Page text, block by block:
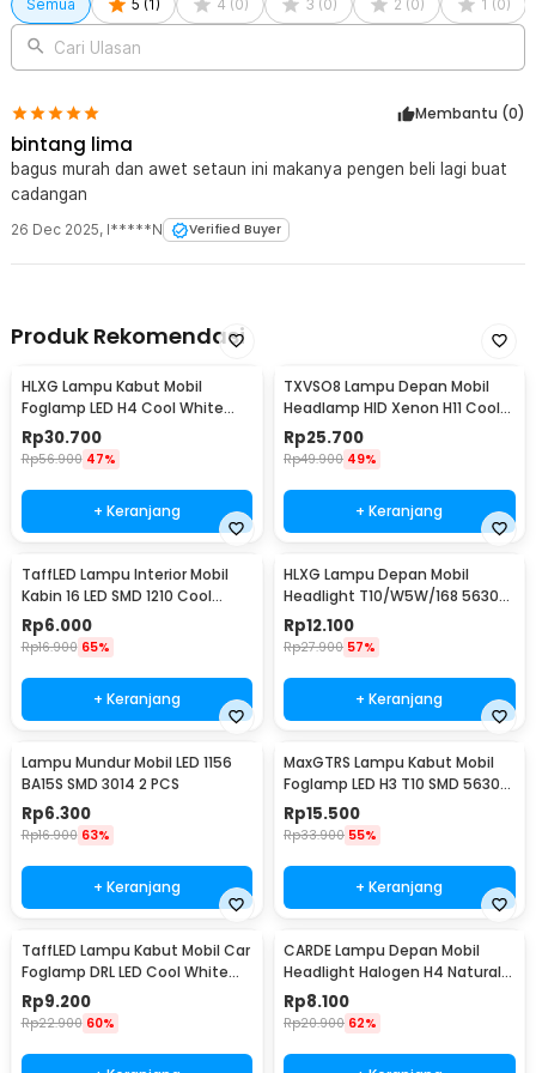
Semua 5 (1 ) 4 (0) 3 (0) 2 (0) 1 (0)
Cari Ulasan
Membantu (0)
bintang lima
bagus murah dan awet setaun ini makanya pengen beli lagi buat
cadangan
26 Dec 2025, I*****N Verified Buyer
Produk Rekomendasi
HLXG Lampu Kabut Mobil
Foglamp LED H4 Cool White
8000K 7.5W 1 PCS - MA355
Rp30.700
Rp56.900 47%
+ Keranjang
TXVSO8 Lampu Depan Mobil
Headlamp HID Xenon H11 Cool
White 12V 35W - XG2
Rp25.700
Rp49.900 49%
+ Keranjang
TaffLED Lampu Interior Mobil
Kabin 16 LED SMD 1210 Cool
White 2 PCS - BA11S
Rp6.000
Rp16.900 65%
+ Keranjang
HLXG Lampu Depan Mobil
Headlight T10/W5W/168 5630
Cool White 5W 2 PCS
Rp12.100
Rp27.900 57%
+ Keranjang
Lampu Mundur Mobil LED 1156
BA15S SMD 3014 2 PCS
Rp6.300
Rp16.900 63%
+ Keranjang
MaxGTRS Lampu Kabut Mobil
Foglamp LED H3 T10 SMD 5630
Cool White 2 PCS - SMDWB
Rp15.500
Rp33.900 55%
+ Keranjang
TaffLED Lampu Kabut Mobil Car
Foglamp DRL LED Cool White
12V 8W 1 PCS - QC
Rp9.200
Rp22.900 60%
CARDE Lampu Depan Mobil
Headlight Halogen H4 Natural
White 100/90W 1PC - P43T
Rp8.100
Rp20.900 62%